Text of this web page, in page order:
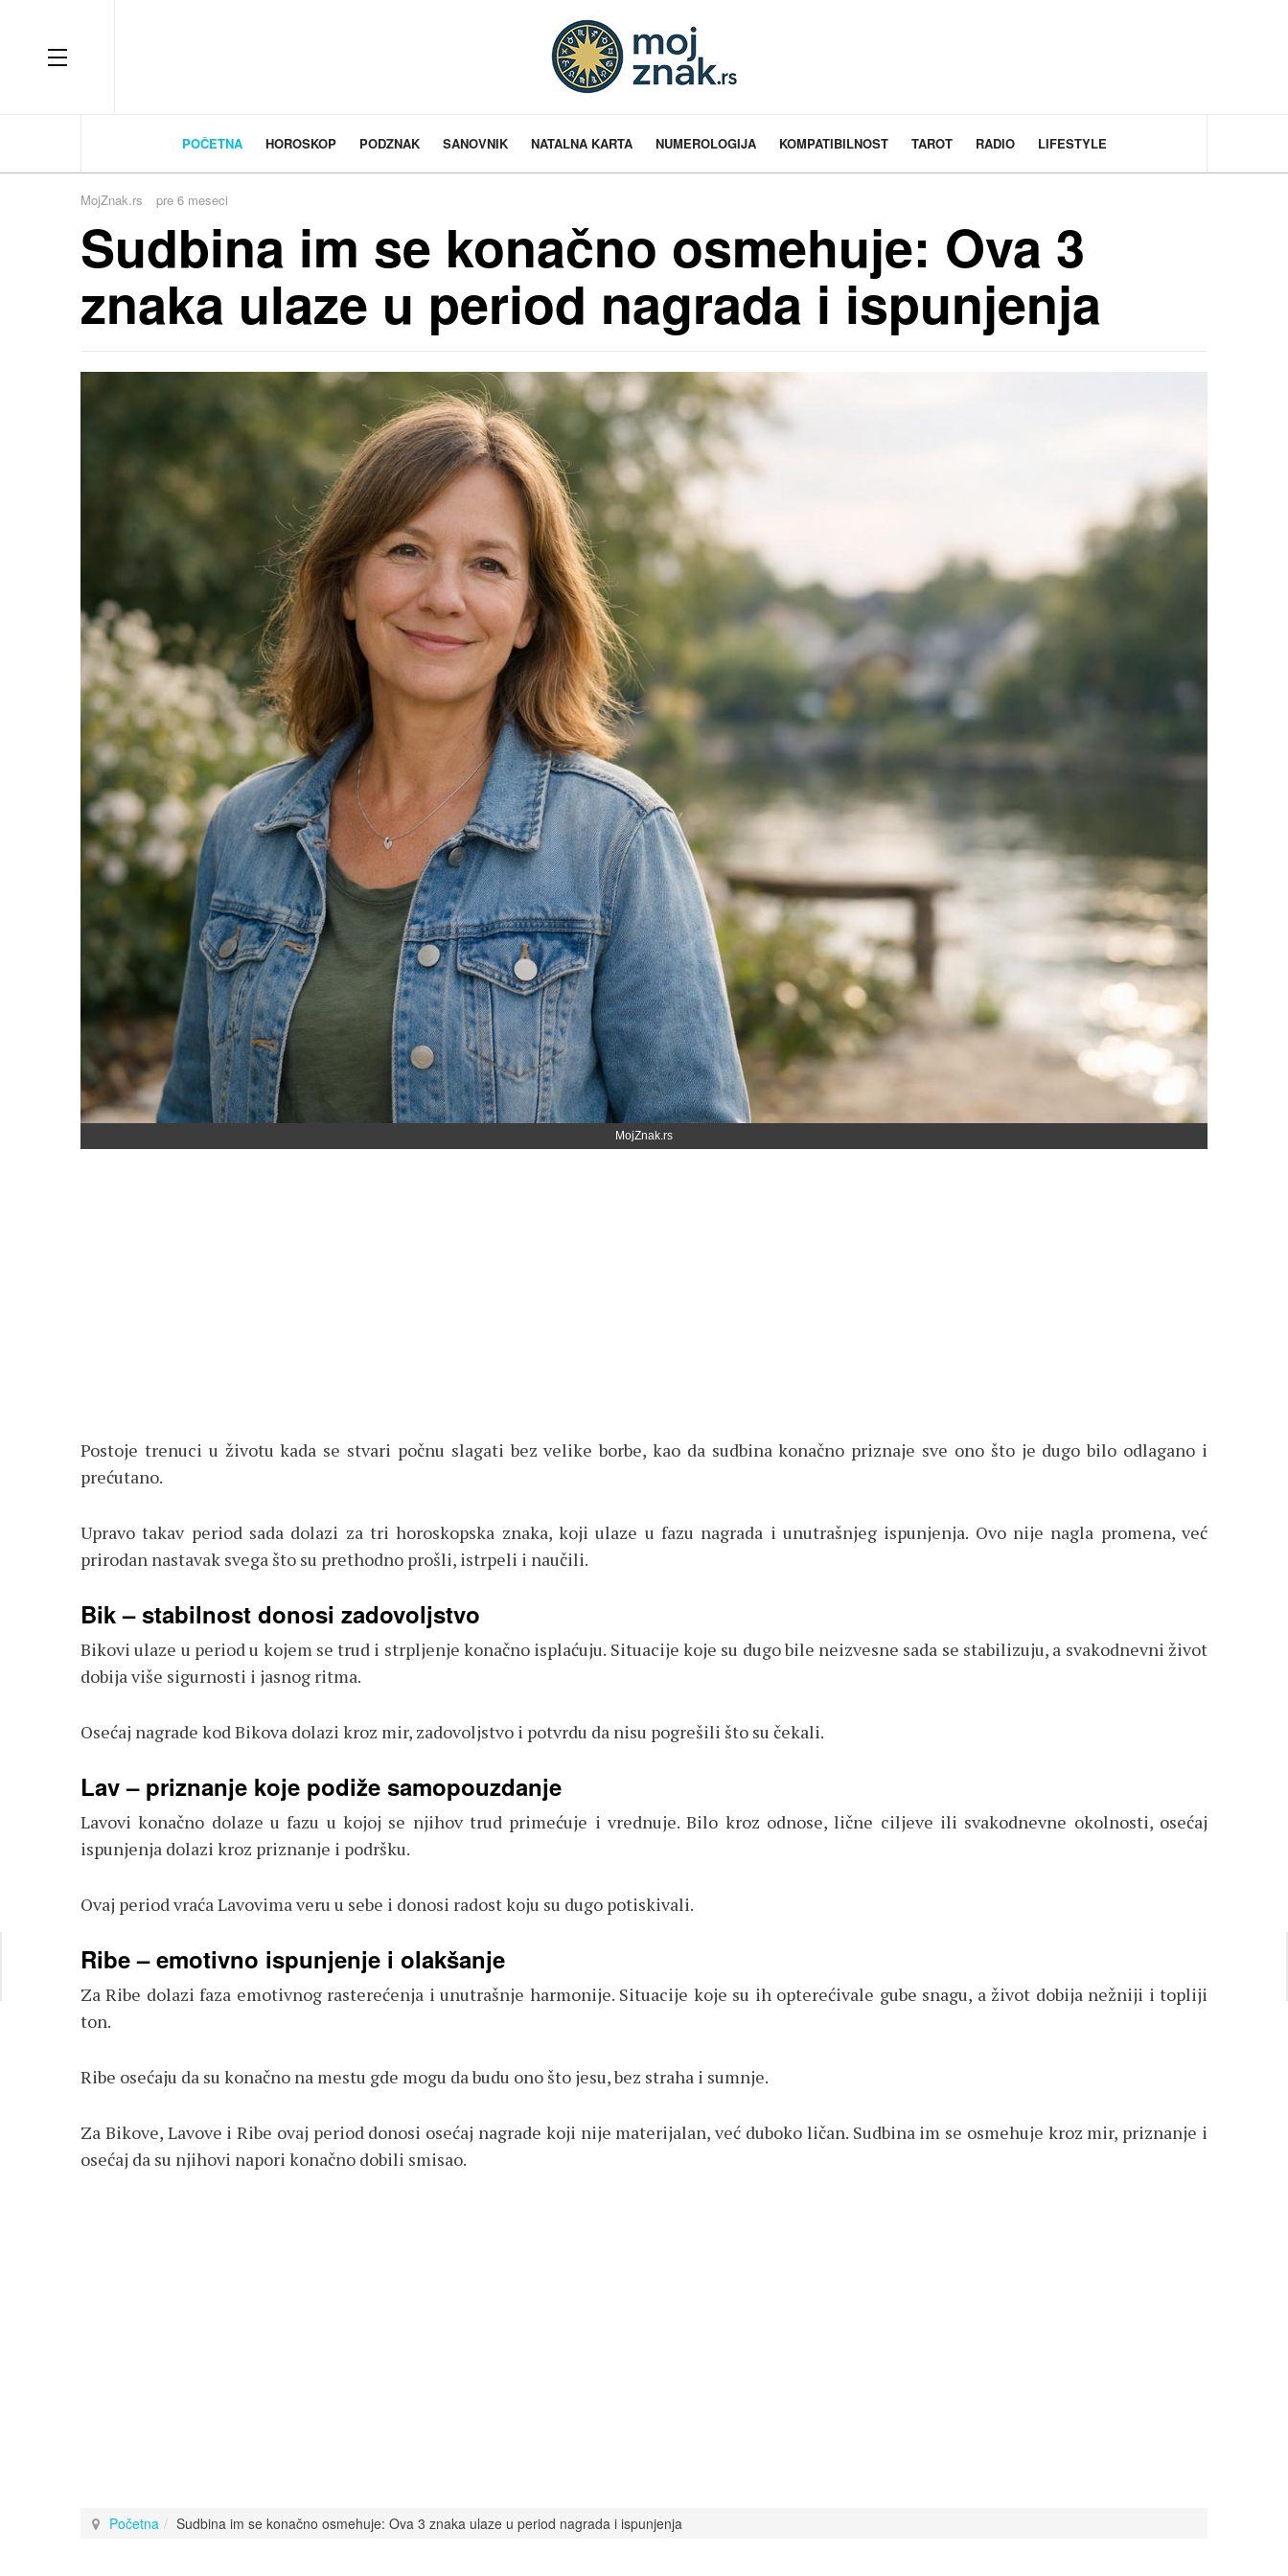
OFF CANVAS
POČETNA HOROSKOP PODZNAK SANOVNIK NATALNA KARTA NUMEROLOGIJA KOMPATIBILNOST TAROT RADIO LIFESTYLE
MojZnak.rs pre 6 meseci
Sudbina im se konačno osmehuje: Ova 3
znaka ulaze u period nagrada i ispunjenja
MojZnak.rs
Postoje trenuci u životu kada se stvari počnu slagati bez velike borbe, kao da sudbina konačno priznaje sve ono što je dugo bilo odlagano i
prećutano.
Upravo takav period sada dolazi za tri horoskopska znaka, koji ulaze u fazu nagrada i unutrašnjeg ispunjenja. Ovo nije nagla promena, već
prirodan nastavak svega što su prethodno prošli, istrpeli i naučili.
Bik – stabilnost donosi zadovoljstvo
Bikovi ulaze u period u kojem se trud i strpljenje konačno isplaćuju. Situacije koje su dugo bile neizvesne sada se stabilizuju, a svakodnevni život
dobija više sigurnosti i jasnog ritma.
Osećaj nagrade kod Bikova dolazi kroz mir, zadovoljstvo i potvrdu da nisu pogrešili što su čekali.
Lav – priznanje koje podiže samopouzdanje
Lavovi konačno dolaze u fazu u kojoj se njihov trud primećuje i vrednuje. Bilo kroz odnose, lične ciljeve ili svakodnevne okolnosti, osećaj
ispunjenja dolazi kroz priznanje i podršku.
Ovaj period vraća Lavovima veru u sebe i donosi radost koju su dugo potiskivali.
Ribe – emotivno ispunjenje i olakšanje
Za Ribe dolazi faza emotivnog rasterećenja i unutrašnje harmonije. Situacije koje su ih opterećivale gube snagu, a život dobija nežniji i topliji
ton.
Ribe osećaju da su konačno na mestu gde mogu da budu ono što jesu, bez straha i sumnje.
Za Bikove, Lavove i Ribe ovaj period donosi osećaj nagrade koji nije materijalan, već duboko ličan. Sudbina im se osmehuje kroz mir, priznanje i
osećaj da su njihovi napori konačno dobili smisao.
Početna Sudbina im se konačno osmehuje: Ova 3 znaka ulaze u period nagrada i ispunjenja